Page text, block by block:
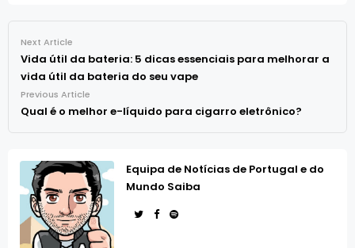
Next Article
Vida útil da bateria: 5 dicas essenciais para melhorar a
vida útil da bateria do seu vape
Previous Article
Qual é o melhor e-líquido para cigarro eletrônico?
Equipa de Notícias de Portugal e do
Mundo Saiba